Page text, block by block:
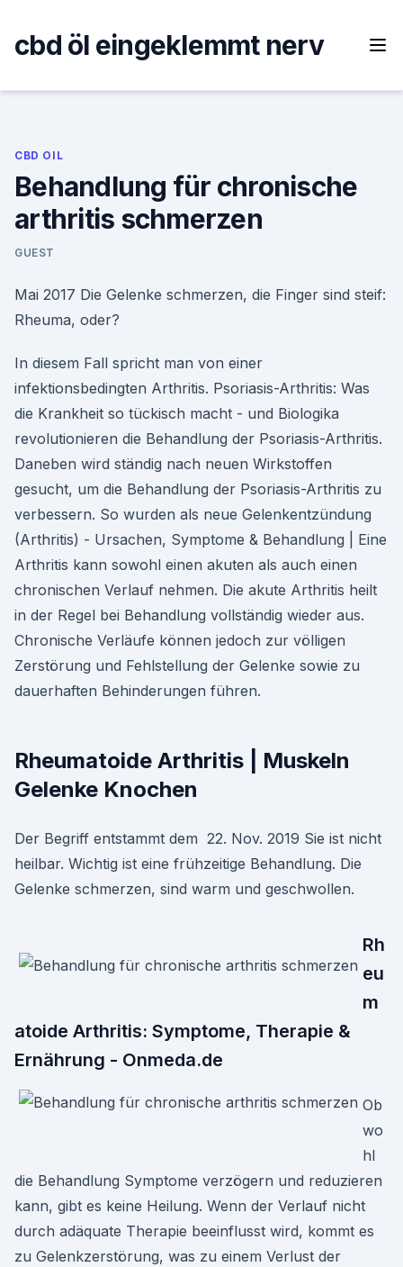
content
cbd öl eingeklemmt nerv
CBD OIL
Behandlung für chronische
arthritis schmerzen
GUEST
Mai 2017 Die Gelenke schmerzen, die Finger sind steif:
Rheuma, oder?
In diesem Fall spricht man von einer
infektionsbedingten Arthritis. Psoriasis-Arthritis: Was
die Krankheit so tückisch macht - und Biologika
revolutionieren die Behandlung der Psoriasis-Arthritis.
Daneben wird ständig nach neuen Wirkstoffen
gesucht, um die Behandlung der Psoriasis-Arthritis zu
verbessern. So wurden als neue Gelenkentzündung
(Arthritis) - Ursachen, Symptome & Behandlung | Eine
Arthritis kann sowohl einen akuten als auch einen
chronischen Verlauf nehmen. Die akute Arthritis heilt
in der Regel bei Behandlung vollständig wieder aus.
Chronische Verläufe können jedoch zur völligen
Zerstörung und Fehlstellung der Gelenke sowie zu
dauerhaften Behinderungen führen.
Rheumatoide Arthritis | Muskeln
Gelenke Knochen
Der Begriff entstammt dem 22. Nov. 2019 Sie ist nicht
heilbar. Wichtig ist eine frühzeitige Behandlung. Die
Gelenke schmerzen, sind warm und geschwollen.
Rh
eu
m
atoide Arthritis: Symptome, Therapie &
Ernährung - Onmeda.de
Ob
wo
hl
die Behandlung Symptome verzögern und reduzieren
kann, gibt es keine Heilung. Wenn der Verlauf nicht
durch adäquate Therapie beeinflusst wird, kommt es
zu Gelenkzerstörung, was zu einem Verlust der